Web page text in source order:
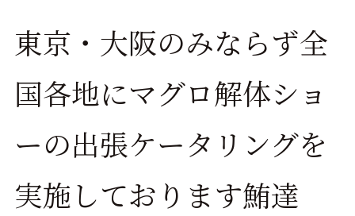
東京・大阪のみならず全
国各地にマグロ解体ショ
ーの出張ケータリングを
実施しております鮪達